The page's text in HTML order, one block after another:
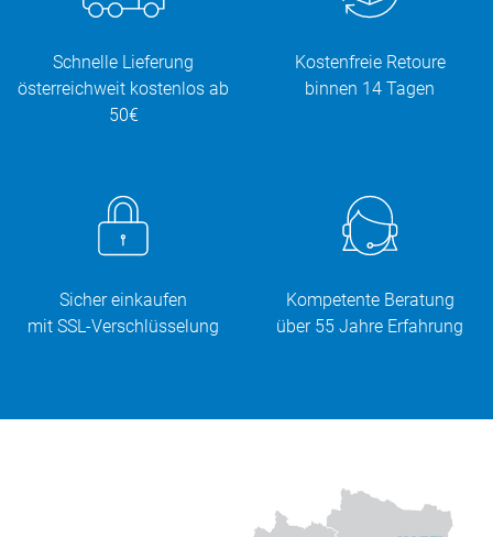
Schnelle Lieferung
österreichweit kostenlos ab
50€
Kostenfreie Retoure
binnen 14 Tagen
Sicher einkaufen
mit SSL-Verschlüsselung
Kompetente Beratung
über 55 Jahre Erfahrung